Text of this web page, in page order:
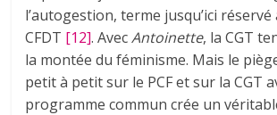
l’autogestion, terme jusqu’ici réservé
CFDT [12]. AvecAntoinette, la CGT
la montée du féminisme. Mais le
petit à petit sur le PCF et sur la CGT
programme commun crée un